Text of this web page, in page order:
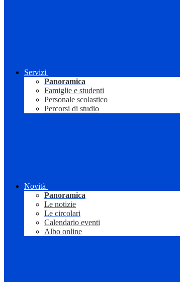
Servizi
Panoramica
Famiglie e studenti
Personale scolastico
Percorsi di studio
Novità
Panoramica
Le notizie
Le circolari
Calendario eventi
Albo online